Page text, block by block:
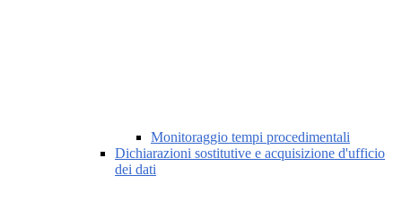
Monitoraggio tempi procedimentali
Dichiarazioni sostitutive e acquisizione d'ufficio
dei dati